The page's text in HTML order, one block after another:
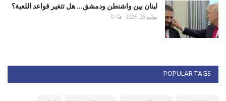
لبنان بين واشنطن ودمشق... هل تتغير قواعد اللعبة؟
يوليو 25, 2026 0
POPULAR TAGS